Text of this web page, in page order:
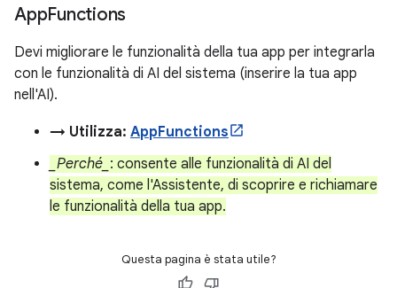
AppFunctions
Devi migliorare le funzionalità della tua app per integrarla
con le funzionalità di AI del sistema (inserire la tua app
nell'AI).
→ Utilizza: AppFunctions
_Perché_ : consente alle funzionalità di AI del
sistema, come l'Assistente, di scoprire e richiamare
le funzionalità della tua app.
Questa pagina è stata utile?